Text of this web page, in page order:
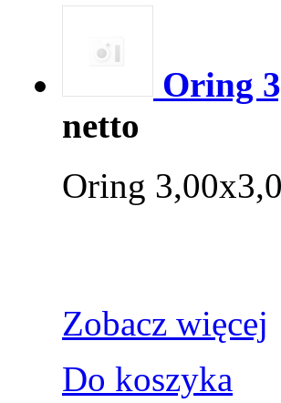
Oring
netto
Oring
Zobacz więcej
Do koszyka